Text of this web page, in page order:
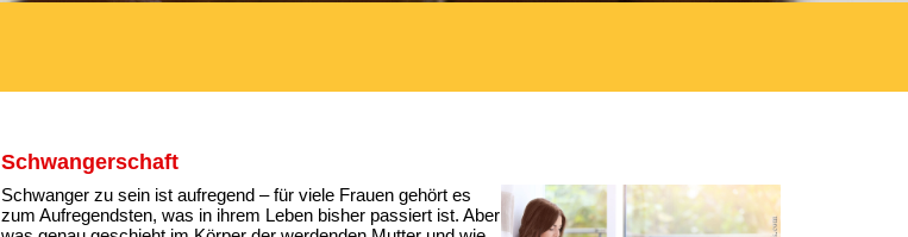
Schwangerschaft
Schwanger zu sein ist aufregend – für viele Frauen gehört es
zum Aufregendsten, was in ihrem Leben bisher passiert ist. Aber